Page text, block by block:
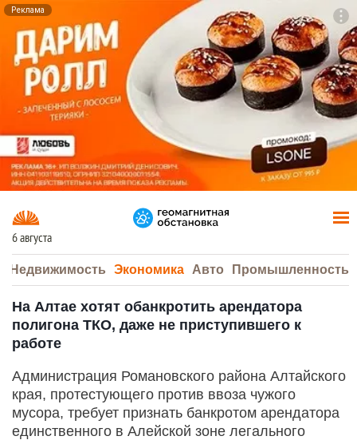
Реклама
6 августа
Недвижимость Экономика Авто Промышленность
На Алтае хотят обанкротить арендатора
полигона ТКО, даже не приступившего к
работе
Администрация Романовского района Алтайского
края, протестующего против ввоза чужого
мусора, требует признать банкротом арендатора
единственного в Алейской зоне легального